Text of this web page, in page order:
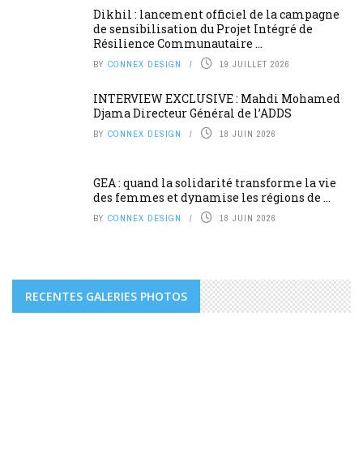
Dikhil : lancement officiel de la campagne
de sensibilisation du Projet Intégré de
Résilience Communautaire ...
BY CONNEX DESIGN 19 JUILLET 2026
INTERVIEW EXCLUSIVE : Mahdi Mohamed
Djama Directeur Général de l’ADDS
BY CONNEX DESIGN 18 JUIN 2026
GEA : quand la solidarité transforme la vie
des femmes et dynamise les régions de ...
BY CONNEX DESIGN 18 JUIN 2026
RECENTES GALERIES PHOTOS